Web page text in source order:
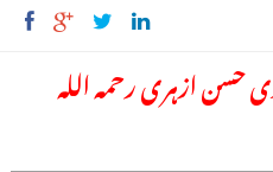
حسن ازہری رحمہ اللہ